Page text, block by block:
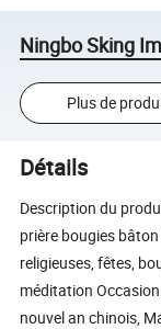
Ningbo Sking
Plus de
Détails
Description du
prière bougies
religieuses, fêtes,
méditation Occasion
nouvel an chinois,